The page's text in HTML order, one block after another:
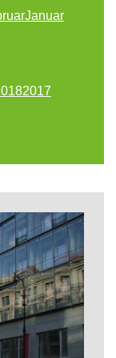
Januar
2017